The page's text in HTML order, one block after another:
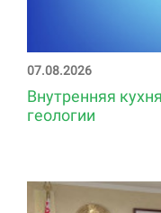
07.08.2026
Внутренняя
геологии